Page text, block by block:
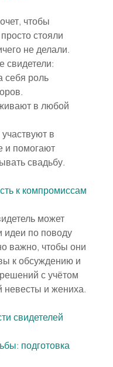
чтобы
стояли
не делали.
свидетели:
себя роль
в любой
в
и помогают
свадьбу.
к компромиссам
может
идеи по поводу
важно, чтобы они
к обсуждению и
с учётом
невесты и жениха.
свидетелей
подготовка